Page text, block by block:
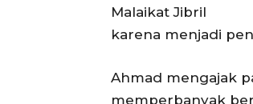
Malaikat Jibril
karena menjadi
Ahmad mengajak
memperbanyak